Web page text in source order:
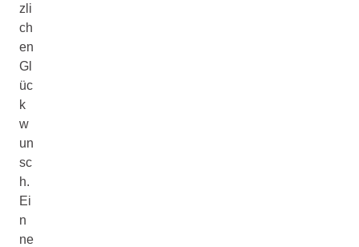
zli
ch
en
Gl
üc
k
w
un
sc
h.
Ei
n
ne